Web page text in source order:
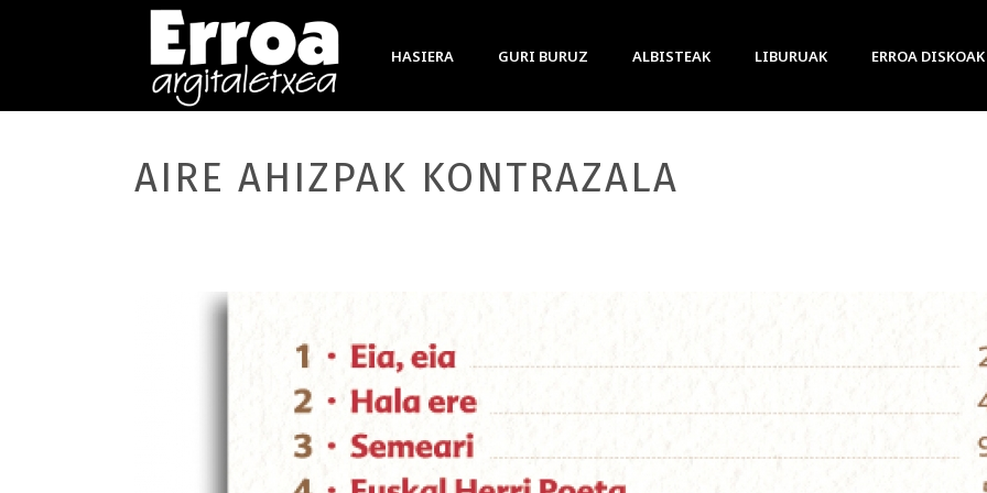
HASIERA GURI BURUZ ALBISTEAK LIBURUAK ERROA DISKOAK
AIRE AHIZPAK KONTRAZALA